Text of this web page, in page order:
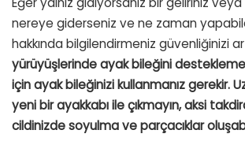
nereye giderseniz ve ne zaman
hakkında bilgilendirmeniz güvenliğinizi
yürüyüşlerinde ayak bileğini
için ayak bileğinizi kullanmanız gerekir.
yeni bir ayakkabı ile çıkmayın, aksi
cildinizde soyulma ve parçacıklar